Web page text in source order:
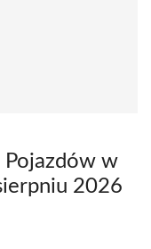
Pojazdów w
2026